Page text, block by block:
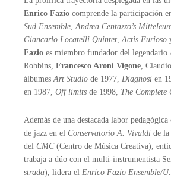
Enrico Fazio comprende la participación
Sud Ensemble,Andrea Centazzo’s
Giancarlo Locatelli Quintet,Actis Furioso
Fazio es miembro fundador del legendario
Robbins, Francesco Aroni Vigone,
álbumesArt Studio de 1977, Diagnosi en
en 1987, Off limits de 1998, The Complete
Además de una destacada labor
de jazz en el Conservatorio A. Vivaldi de
del CMC(Centro de Música Creativa),
trabaja a dúo con el multi-instrumentista
strada), lidera el Enrico Fazio Ensemble/